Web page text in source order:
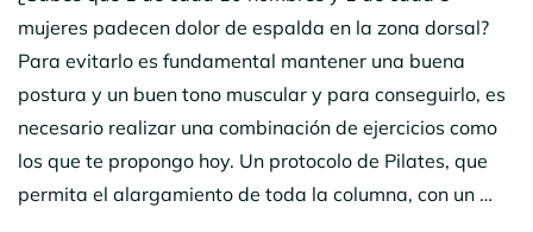
mujeres padecen dolor de espalda en la zona dorsal?
Para evitarlo es fundamental mantener una buena
postura y un buen tono muscular y para conseguirlo, es
necesario realizar una combinación de ejercicios como
los que te propongo hoy. Un protocolo de Pilates, que
permita el alargamiento de toda la columna, con un …